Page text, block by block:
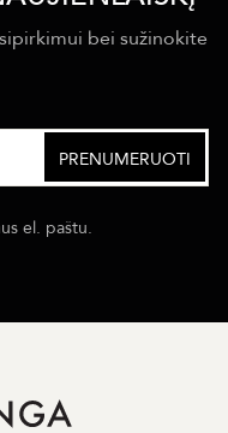
bei sužinokite
el. paštu.